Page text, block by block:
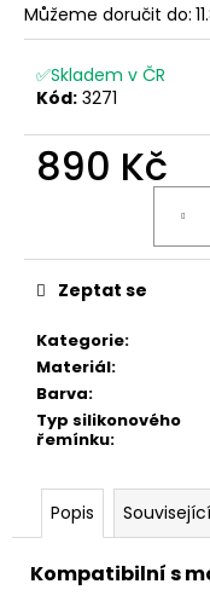
Můžeme doručit do:
✅Skladem v ČR
Kód: 3271
890 Kč
Kategorie:
Materiál:
Barva:
Typ silikonového
řemínku:
Zeptat se
Popis
Kompatibilní s